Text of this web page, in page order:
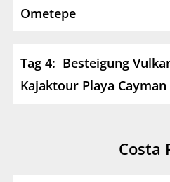
Ometepe
Tag 4: Besteigung
Kajaktour Playa Cayman
Costa